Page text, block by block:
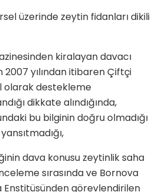
üzerinde zeytin fidanları dikili
kiralayan davacı
2007 yılından itibaren Çiftçi
olarak destekleme
dikkate alındığında,
bu bilginin doğru olmadığı
dava konusu zeytinlik saha
sırasında ve Bornova
Enstitüsünden görevlendirilen